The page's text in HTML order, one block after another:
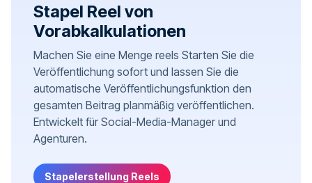
Stapel Reel von
Vorabkalkulationen
Machen Sie eine Menge reels Starten Sie die
Veröffentlichung sofort und lassen Sie die
automatische Veröffentlichungsfunktion den
gesamten Beitrag planmäßig veröffentlichen.
Entwickelt für Social-Media-Manager und
Agenturen.
Stapelerstellung Reels